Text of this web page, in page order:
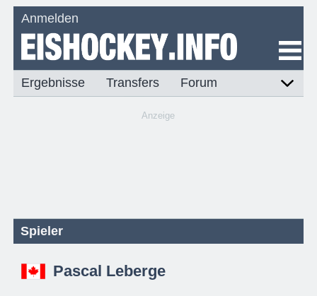
Anmelden
Ergebnisse Transfers Forum
Anzeige
Spieler
Pascal Leberge